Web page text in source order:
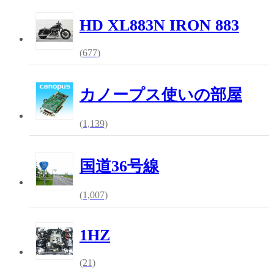
HD XL883N IRON 883
(677)
カノープス使いの部屋
(1,139)
国道36号線
(1,007)
1HZ
(21)